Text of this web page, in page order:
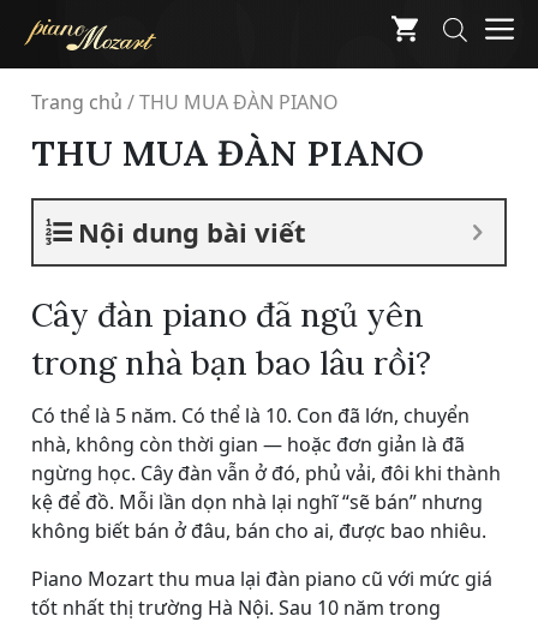
content
Trang chủ /THU MUA ĐÀN PIANO
THU MUA ĐÀN PIANO
Nội dung bài viết
Cây đàn piano đã ngủ yên
trong nhà bạn bao lâu rồi?
Có thể là 5 năm. Có thể là 10. Con đã lớn, chuyển
nhà, không còn thời gian — hoặc đơn giản là đã
ngừng học. Cây đàn vẫn ở đó, phủ vải, đôi khi thành
kệ để đồ. Mỗi lần dọn nhà lại nghĩ “sẽ bán” nhưng
không biết bán ở đâu, bán cho ai, được bao nhiêu.
Piano Mozart thu mua lại đàn piano cũ với mức giá
tốt nhất thị trường Hà Nội. Sau 10 năm trong